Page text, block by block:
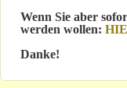
Wenn Sie aber
werden wollen:
Danke!